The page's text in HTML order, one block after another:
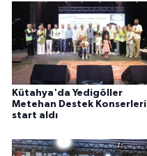
Kütahya'da Yedigöller
Metehan Destek Konserleri
start aldı